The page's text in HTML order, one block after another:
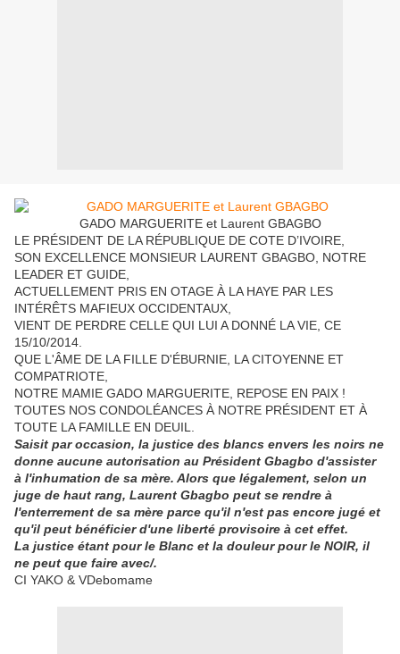
GADO MARGUERITE et Laurent GBAGBO
LE PRÉSIDENT DE LA RÉPUBLIQUE DE COTE D’IVOIRE,
SON EXCELLENCE MONSIEUR LAURENT GBAGBO, NOTRE
LEADER ET GUIDE,
ACTUELLEMENT PRIS EN OTAGE À LA HAYE PAR LES
INTÉRÊTS MAFIEUX OCCIDENTAUX,
VIENT DE PERDRE CELLE QUI LUI A DONNÉ LA VIE, CE
15/10/2014.
QUE L'ÂME DE LA FILLE D'ÉBURNIE, LA CITOYENNE ET
COMPATRIOTE,
NOTRE MAMIE GADO MARGUERITE, REPOSE EN PAIX !
TOUTES NOS CONDOLÉANCES À NOTRE PRÉSIDENT ET À
TOUTE LA FAMILLE EN DEUIL.
Saisit par occasion, la justice des blancs envers les noirs ne
donne aucune autorisation au Président Gbagbo d'assister
à l'inhumation de sa mère. Alors que légalement, selon un
juge de haut rang, Laurent Gbagbo peut se rendre à
l'enterrement de sa mère parce qu'il n'est pas encore jugé et
qu'il peut bénéficier d'une liberté provisoire à cet effet.
La justice étant pour le Blanc et la douleur pour le NOIR, il
ne peut que faire avec/.
CI YAKO & VDebomame